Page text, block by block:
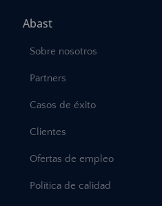
Abast
Sobre nosotros
Partners
Casos de éxito
Clientes
Ofertas de empleo
Política de calidad